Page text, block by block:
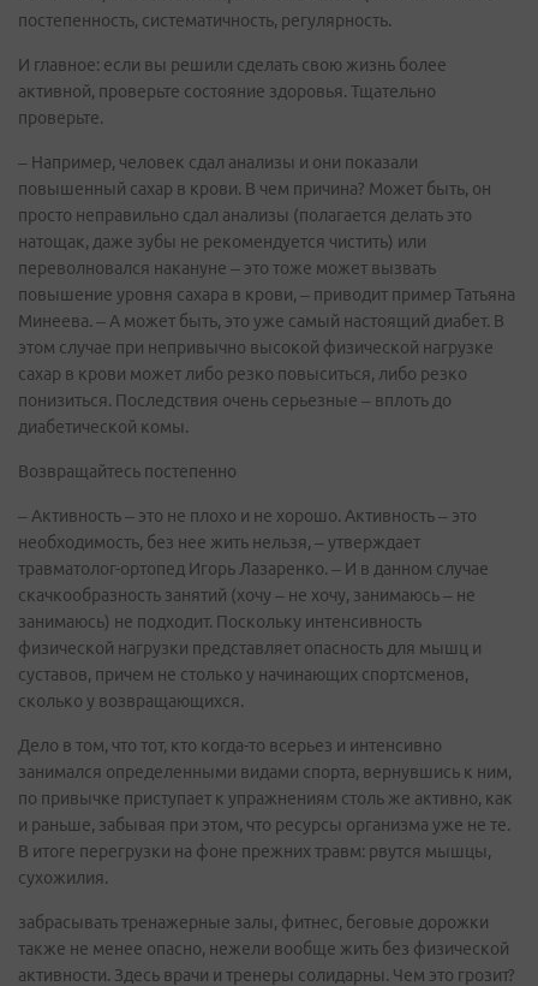
постепенность, систематичность, регулярность.
И главное: если вы решили сделать свою жизнь более
активной, проверьте состояние здоровья. Тщательно
проверьте.
– Например, человек сдал анализы и они показали
повышенный сахар в крови. В чем причина? Может быть, он
просто неправильно сдал анализы (полагается делать это
натощак, даже зубы не рекомендуется чистить) или
переволновался накануне – это тоже может вызвать
повышение уровня сахара в крови, – приводит пример Татьяна
Минеева. – А может быть, это уже самый настоящий диабет. В
этом случае при непривычно высокой физической нагрузке
сахар в крови может либо резко повыситься, либо резко
понизиться. Последствия очень серьезные – вплоть до
диабетической комы.
Возвращайтесь постепенно
– Активность – это не плохо и не хорошо. Активность – это
необходимость, без нее жить нельзя, – утверждает
травматолог-ортопед Игорь Лазаренко. – И в данном случае
скачкообразность занятий (хочу – не хочу, занимаюсь – не
занимаюсь) не подходит. Поскольку интенсивность
физической нагрузки представляет опасность для мышц и
суставов, причем не столько у начинающих спортсменов,
сколько у возвращающихся.
Дело в том, что тот, кто когда-то всерьез и интенсивно
занимался определенными видами спорта, вернувшись к ним,
по привычке приступает к упражнениям столь же активно, как
и раньше, забывая при этом, что ресурсы организма уже не те.
В итоге перегрузки на фоне прежних травм: рвутся мышцы,
сухожилия.
забрасывать тренажерные залы, фитнес, беговые дорожки
также не менее опасно, нежели вообще жить без физической
активности. Здесь врачи и тренеры солидарны. Чем это грозит?